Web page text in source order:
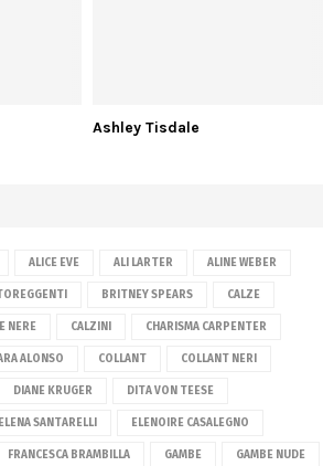
Ashley Tisdale
ALICE EVE ALI LARTER ALINE WEBER
BRITNEY SPEARS CALZE
NERE CALZINI CHARISMA CARPENTER
ALONSO COLLANT COLLANT NERI
DIANE KRUGER DITA VON TEESE
ELENA SANTARELLI ELENOIRE CASALEGNO
FRANCESCA BRAMBILLA GAMBE GAMBE NUDE